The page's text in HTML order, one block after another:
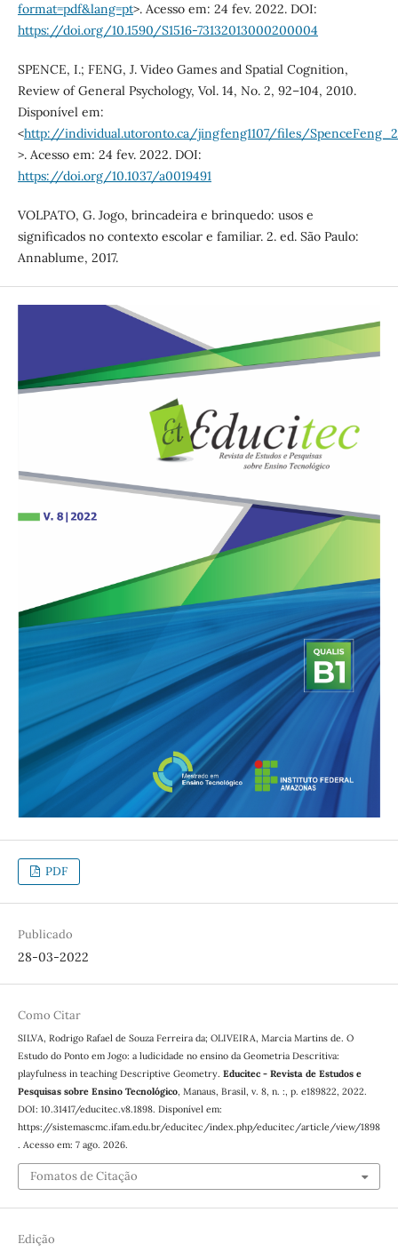
format=pdf&lang=pt>. Acesso em: 24 fev. 2022. DOI:
https://doi.org/10.1590/S1516-73132013000200004
SPENCE, I.; FENG, J. Video Games and Spatial Cognition,
Review of General Psychology, Vol. 14, No. 2, 92–104, 2010.
Disponível em:
<http://individual.utoronto.ca/jingfeng1107/files/
>. Acesso em: 24 fev. 2022. DOI:
https://doi.org/10.1037/a0019491
VOLPATO, G. Jogo, brincadeira e brinquedo: usos e
significados no contexto escolar e familiar. 2. ed. São Paulo:
Annablume, 2017.
PDF
Publicado
28-03-2022
Como Citar
SILVA, Rodrigo Rafael de Souza Ferreira da; OLIVEIRA, Marcia Martins de. O
Estudo do Ponto em Jogo: a ludicidade no ensino da Geometria Descritiva:
playfulness in teaching Descriptive Geometry. Educitec - Revista de Estudos e
Pesquisas sobre Ensino Tecnológico, Manaus, Brasil, v. 8, n. :, p. e189822, 2022.
DOI: 10.31417/educitec.v8.1898. Disponível em:
https://sistemascmc.ifam.edu.br/educitec/index.php/educitec/article/view/1898
. Acesso em: 7 ago. 2026.
Fomatos de Citação
Edição